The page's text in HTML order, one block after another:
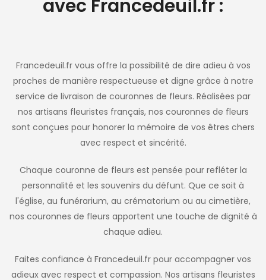
avec Francedeuil.fr :
Francedeuil.fr vous offre la possibilité de dire adieu à vos
proches de manière respectueuse et digne grâce à notre
service de livraison de couronnes de fleurs. Réalisées par
nos artisans fleuristes français, nos couronnes de fleurs
sont conçues pour honorer la mémoire de vos êtres chers
avec respect et sincérité.
Chaque couronne de fleurs est pensée pour refléter la
personnalité et les souvenirs du défunt. Que ce soit à
l'église, au funérarium, au crématorium ou au cimetière,
nos couronnes de fleurs apportent une touche de dignité à
chaque adieu.
Faites confiance à Francedeuil.fr pour accompagner vos
adieux avec respect et compassion. Nos artisans fleuristes